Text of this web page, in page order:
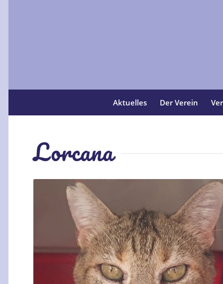
Aktuelles Der Verein
Lorcana